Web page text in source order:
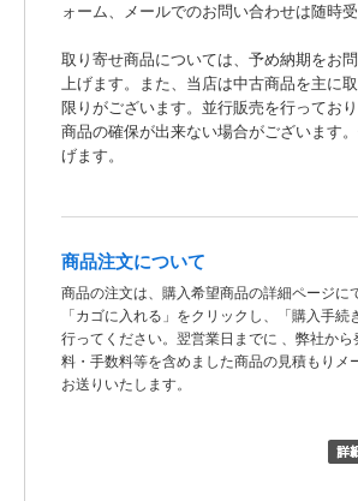
ォーム、メールでのお問い合わせは随時
取り寄せ商品については、予め納期をお
上げます。また、当店は中古商品を主に
限りがございます。並行販売を行ってお
商品の確保が出来ない場合がございます
げます。
商品注文について
商品の注文は、購入希望商品の詳細ページに
「カゴに入れる」をクリックし、「購入手続
行ってください。翌営業日までに 、弊社から
料・手数料等を含めました商品の見積もりメ
お送りいたします。